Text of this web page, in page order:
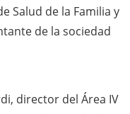
Salud de la Familia y
de la sociedad
director del Área IV